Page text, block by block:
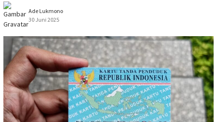
Ade Lukmono
30 Juni 2025